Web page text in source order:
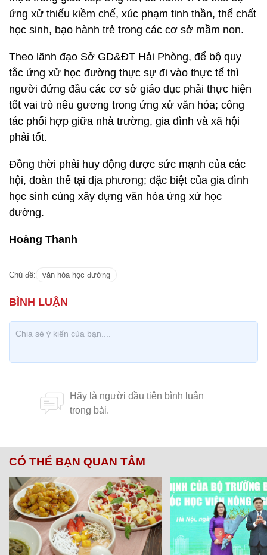
ứng xử thiếu kiềm chế, xúc phạm tinh thần, thể chất
học sinh, bạo hành trẻ trong các cơ sở mầm non.
Theo lãnh đạo Sở GD&ĐT Hải Phòng, để bộ quy
tắc ứng xử học đường thực sự đi vào thực tế thì
người đứng đầu các cơ sở giáo dục phải thực hiện
tốt vai trò nêu gương trong ứng xử văn hóa; công
tác phối hợp giữa nhà trường, gia đình và xã hội
phải tốt.
Đồng thời phải huy động được sức mạnh của các
hội, đoàn thể tại địa phương; đặc biệt của gia đình
học sinh cùng xây dựng văn hóa ứng xử học
đường.
Hoàng Thanh
Chủ đề: văn hóa học đường
CÓ THỂ BẠN QUAN TÂM